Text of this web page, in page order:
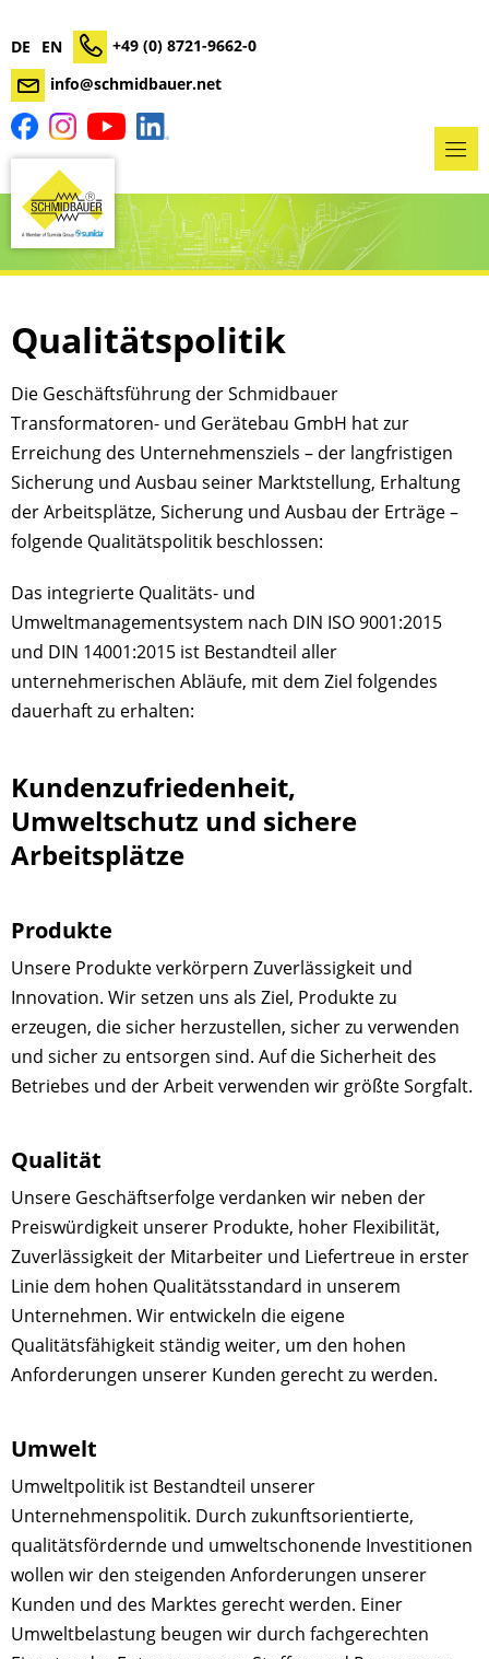
DE EN
+49 (0) 8721-9662-0
info@schmidbauer.net
Qualitätspolitik
Die Geschäftsführung der Schmidbauer
Transformatoren- und Gerätebau GmbH hat zur
Erreichung des Unternehmensziels – der langfristigen
Sicherung und Ausbau seiner Marktstellung, Erhaltung
der Arbeitsplätze, Sicherung und Ausbau der Erträge –
folgende Qualitätspolitik beschlossen:
Das integrierte Qualitäts- und
Umweltmanagementsystem nach DIN ISO 9001:2015
und DIN 14001:2015 ist Bestandteil aller
unternehmerischen Abläufe, mit dem Ziel folgendes
dauerhaft zu erhalten:
Kundenzufriedenheit,
Umweltschutz und sichere
Arbeitsplätze
Produkte
Unsere Produkte verkörpern Zuverlässigkeit und
Innovation. Wir setzen uns als Ziel, Produkte zu
erzeugen, die sicher herzustellen, sicher zu verwenden
und sicher zu entsorgen sind. Auf die Sicherheit des
Betriebes und der Arbeit verwenden wir größte Sorgfalt.
Qualität
Unsere Geschäftserfolge verdanken wir neben der
Preiswürdigkeit unserer Produkte, hoher Flexibilität,
Zuverlässigkeit der Mitarbeiter und Liefertreue in erster
Linie dem hohen Qualitätsstandard in unserem
Unternehmen. Wir entwickeln die eigene
Qualitätsfähigkeit ständig weiter, um den hohen
Anforderungen unserer Kunden gerecht zu werden.
Umwelt
Umweltpolitik ist Bestandteil unserer
Unternehmenspolitik. Durch zukunftsorientierte,
qualitätsfördernde und umweltschonende Investitionen
wollen wir den steigenden Anforderungen unserer
Kunden und des Marktes gerecht werden. Einer
Umweltbelastung beugen wir durch fachgerechten